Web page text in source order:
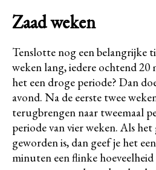
Zaad weken
Tenslotte nog een belangrijke
weken lang, iedere ochtend 20
het een droge periode? Dan
avond. Na de eerste twee
terugbrengen naar tweemaal
periode van vier weken. Als
geworden is, dan geef je het
minuten een flinke